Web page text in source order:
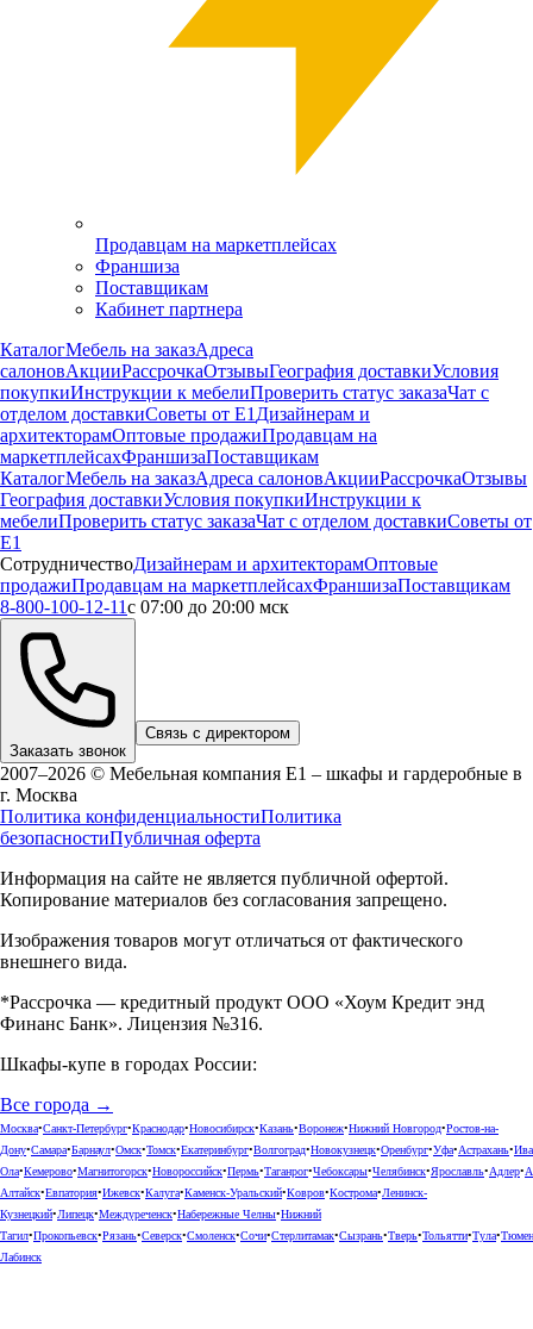
Продавцам на маркетплейсах
Франшиза
Поставщикам
Кабинет партнера
КаталогМебель на заказАдреса
салоновАкцииРассрочкаОтзывыГеография доставкиУсловия
покупкиИнструкции к мебелиПроверить статус заказаЧат с
отделом доставкиСоветы от Е1 Дизайнерам и
архитекторамОптовые продажиПродавцам на
маркетплейсахФраншизаПоставщикам
КаталогМебель на заказАдреса салоновАкцииРассрочкаОтзывы
География доставкиУсловия покупкиИнструкции к
мебелиПроверить статус заказаЧат с отделом доставкиСоветы от
Е1
СотрудничествоДизайнерам и архитекторамОптовые
продажиПродавцам на маркетплейсахФраншизаПоставщикам
8-800-100-12-11с 07:00 до 20:00 мск
Заказать звонок
Связь с директором
2007–2026 © Мебельная компания Е1 – шкафы и гардеробные в
г. Москва
Политика конфиденциальностиПолитика
безопасностиПубличная оферта
Информация на сайте не является публичной офертой.
Копирование материалов без согласования запрещено.
Изображения товаров могут отличаться от фактического
внешнего вида.
*Рассрочка — кредитный продукт ООО «Хоум Кредит энд
Финанс Банк». Лицензия №316.
Шкафы-купе в городах России:
Все города →
Москва•Санкт-Петербург•Краснодар•Новосибирск•Казань•Воронеж•Нижний Новгород•Ростов-на-
Дону•Самара•Барнаул•Омск•Томск•Екатеринбург•Волгоград•Новокузнецк•Оренбург•Уфа•Астрахань•
Ола•Кемерово•Магнитогорск•Новороссийск•Пермь•Таганрог•Чебоксары•Челябинск•Ярославль•Адлер•
Алтайск•Евпатория•Ижевск•Калуга•Каменск-Уральский•Ковров•Кострома•Ленинск-
Кузнецкий•Липецк•Междуреченск•Набережные Челны•Нижний
Тагил•Прокопьевск•Рязань•Северск•Смоленск•Сочи•Стерлитамак•Сызрань•Тверь•Тольятти•Тула•
Лабинск